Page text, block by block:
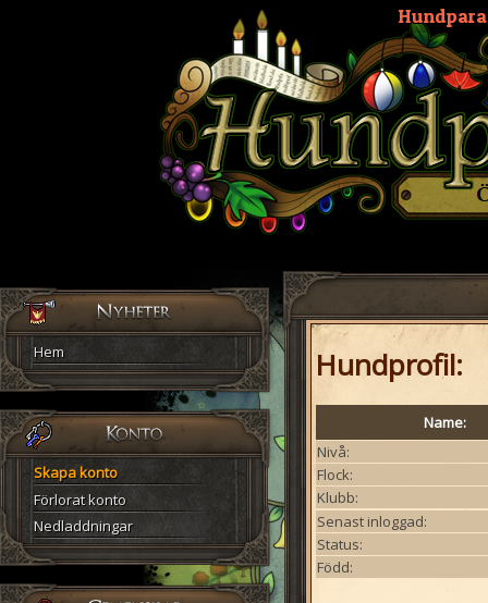
Hem
Skapa konto
Förlorat konto
Nedladdningar
Hundprofil:
Name:
Nivå:
Flock:
Klubb:
Senast inloggad:
Status:
Född: